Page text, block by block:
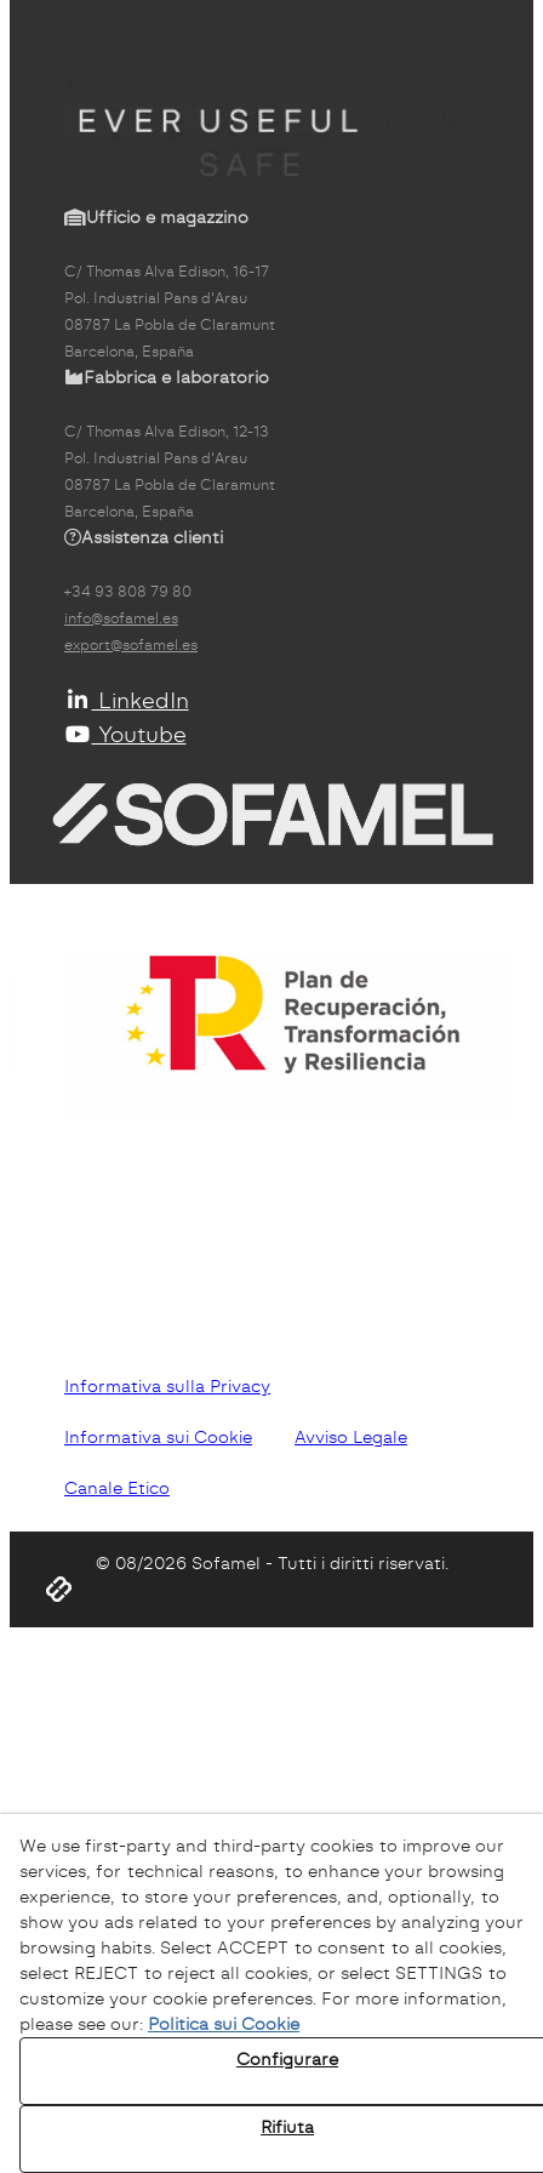
Ufficio e magazzino
C/ Thomas Alva Edison, 16-17
Pol. Industrial Pans d'Arau
08787 La Pobla de Claramunt
Barcelona, España
Fabbrica e laboratorio
C/ Thomas Alva Edison, 12-13
Pol. Industrial Pans d'Arau
08787 La Pobla de Claramunt
Barcelona, España
Assistenza clienti
+34 93 808 79 80
info@sofamel.es
export@sofamel.es
LinkedIn
Youtube
Informativa sulla Privacy
Informativa sui Cookie Avviso Legale
Canale Etico
© 08/2026 Sofamel - Tutti i diritti riservati.
We use first-party and third-party cookies to improve our
services, for technical reasons, to enhance your browsing
experience, to store your preferences, and, optionally, to
show you ads related to your preferences by analyzing your
browsing habits. Select ACCEPT to consent to all cookies,
select REJECT to reject all cookies, or select SETTINGS to
customize your cookie preferences. For more information,
please see our: Politica sui Cookie
Configurare
Rifiuta